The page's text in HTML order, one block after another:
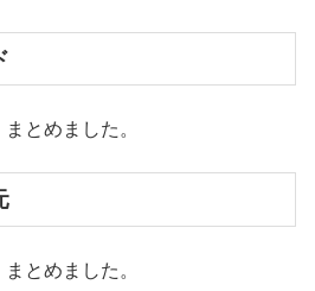
とめました。
とめました。